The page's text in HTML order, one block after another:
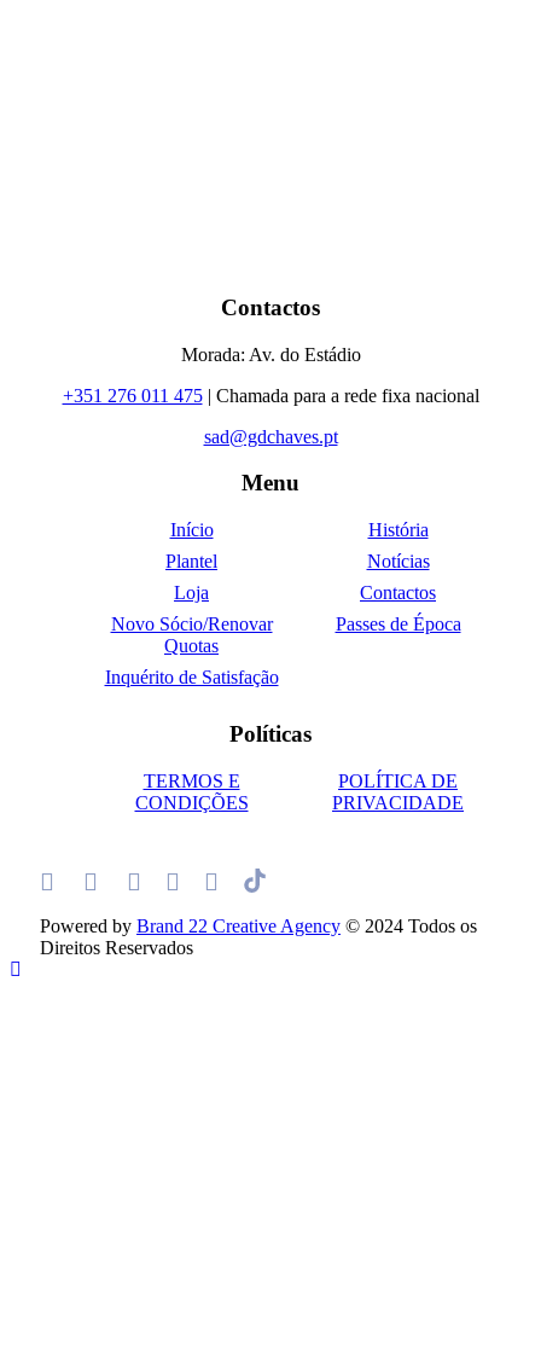
Contactos
Morada: Av. do Estádio
+351 276 011 475| Chamada para a rede fixa nacional
sad@gdchaves.pt
Menu
Início
História
Plantel
Notícias
Loja
Contactos
Novo Sócio/Renovar
Quotas
Passes de Época
Inquérito de Satisfação
Políticas
TERMOS E
CONDIÇÕES
POLÍTICA DE
PRIVACIDADE
Powered by Brand 22 Creative Agency © 2024 Todos os
Direitos Reservados